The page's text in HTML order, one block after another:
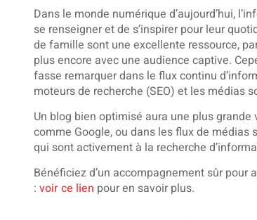
Dans le monde numérique d’aujourd’hui,
se renseigner et de s’inspirer pour leur
de famille sont une excellente ressource,
plus encore avec une audience captive.
fasse remarquer dans le flux continu
moteurs de recherche (SEO) et les médias
Un blog bien optimisé aura une plus
comme Google, ou dans les flux de
qui sont activement à la recherche
Bénéficiez d’un accompagnement sûr
: voir ce lien pour en savoir plus.